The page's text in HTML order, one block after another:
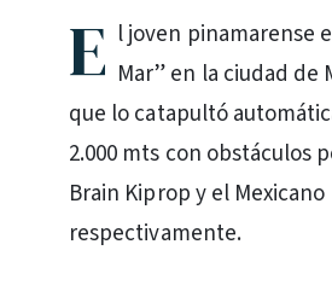
E l joven pinamarense
Mar” en la ciudad
que lo catapultó
2.000 mts con obstáculos
Brain Kiprop y el
respectivamente.